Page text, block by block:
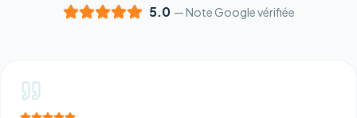
5.0 — Note Google vérifiée